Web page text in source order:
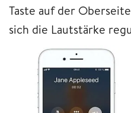
Taste auf der
sich die Lautstärke